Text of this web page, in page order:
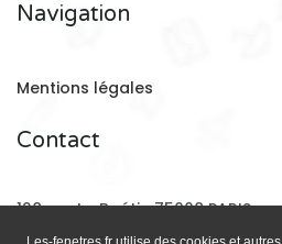
Navigation
Mentions légales
Contact
128 rue La Boétie 75008 PARIS